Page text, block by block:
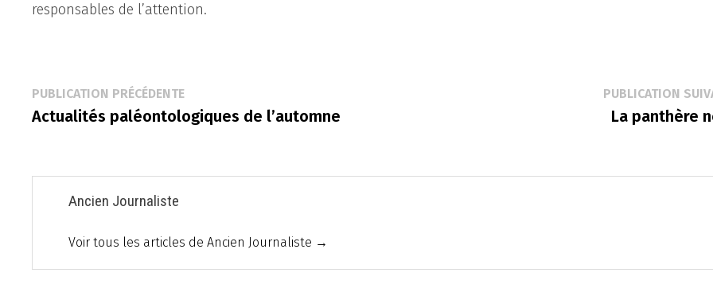
responsables de l’attention.
Navigation
de
PUBLICATION PRÉCÉDENTEPublication
précédente :
Actualités paléontologiques de l’automne
PUBLICATION
La panthère
Ancien Journaliste
Voir tous les articles de Ancien Journaliste →